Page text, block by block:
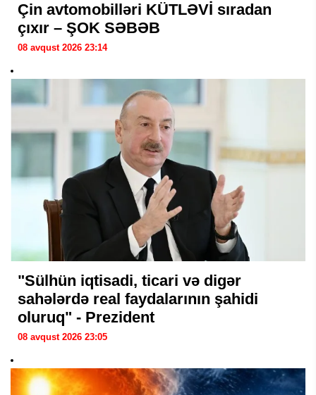
Çin avtomobilləri KÜTLƏVİ sıradan
çıxır – ŞOK SƏBƏB
08 avqust 2026 23:14
"Sülhün iqtisadi, ticari və digər
sahələrdə real faydalarının şahidi
oluruq" - Prezident
08 avqust 2026 23:05